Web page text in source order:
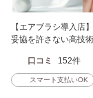
【エアブラシ導入店
妥協を許さない高技
口コミ 152件
スマート支払いOK